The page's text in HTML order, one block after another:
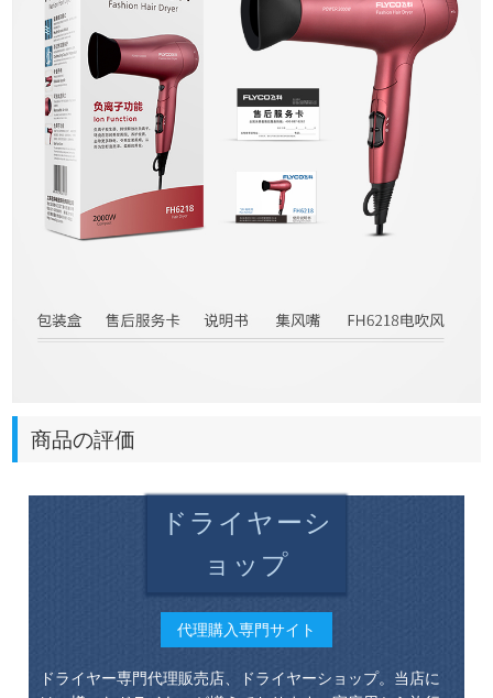
商品の評価
ドライヤーシ
ョップ
代理購入専門サイト
ドライヤー専門代理販売店、ドライヤーショップ。当店に